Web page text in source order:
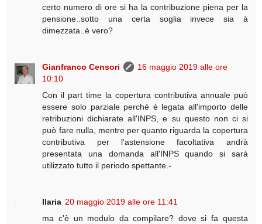
certo numero di ore si ha la contribuzione piena per la
pensione..sotto una certa soglia invece sia à
dimezzata..è vero?
Gianfranco Censori
16 maggio 2019 alle ore
10:10
Con il part time la copertura contributiva annuale può
essere solo parziale perché è legata all'importo delle
retribuzioni dichiarate all'INPS, e su questo non ci si
può fare nulla, mentre per quanto riguarda la copertura
contributiva per l'astensione facoltativa andrà
presentata una domanda all'INPS quando si sarà
utilizzato tutto il periodo spettante.-
Ilaria 20 maggio 2019 alle ore 11:41
ma c'è un modulo da compilare? dove si fa questa